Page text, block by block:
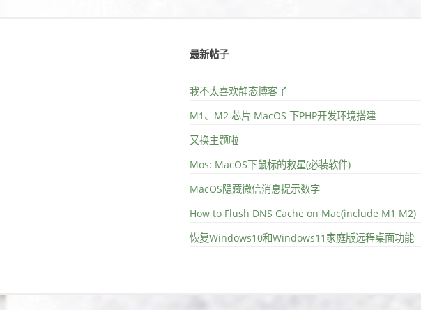
最新帖子
我不太喜欢静态博客了
M1、M2 芯片 MacOS 下PHP开发环境搭建
又换主题啦
Mos: MacOS下鼠标的救星(必装软件)
MacOS隐藏微信消息提示数字
How to Flush DNS Cache on Mac(include M1 M2)
恢复Windows10和Windows11家庭版远程桌面功能